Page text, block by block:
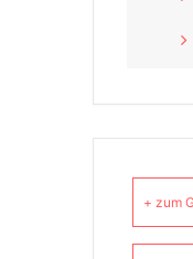
+ zum